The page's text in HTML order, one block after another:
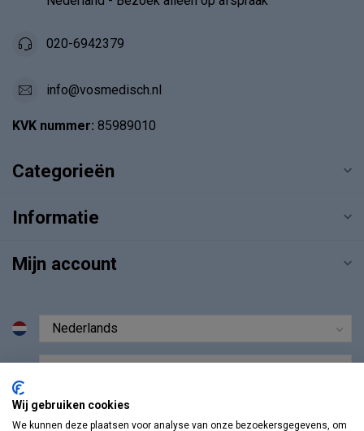
020-6942379
info@vosmedisch.nl
KVK nummer: 85989010
Categorieën
Informatie
Mijn account
Wij gebruiken cookies
We kunnen deze plaatsen voor analyse van onze bezoekersgegevens, om